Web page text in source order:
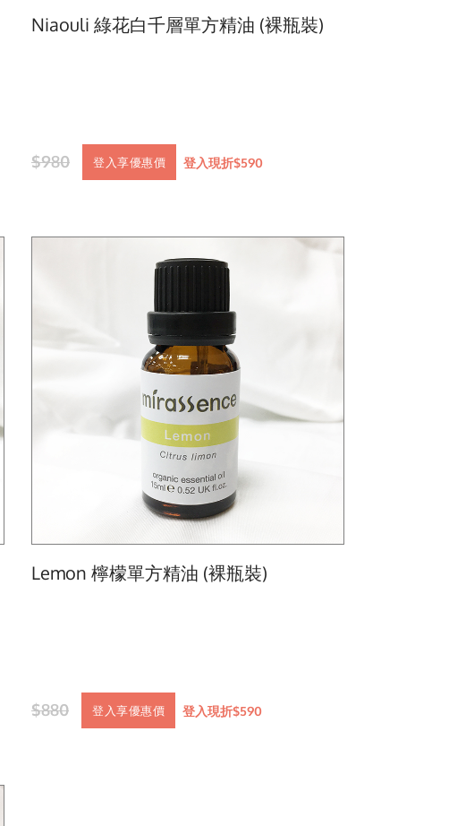
Niaouli 綠花白千層單方精油 (裸瓶裝)
$980 登入享優惠價 登入現折$590
Lemon 檸檬單方精油 (裸瓶裝)
$880 登入享優惠價 登入現折$590